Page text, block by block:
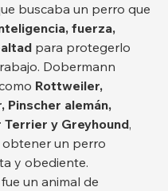
buscaba un perro que
fuerza,
para protegerlo
Dobermann
Rottweiler,
Pinscher alemán,
Terrier y Greyhound,
obtener un perro
y obediente.
un animal de